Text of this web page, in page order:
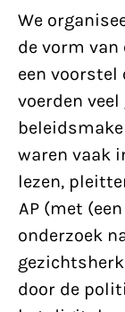
We
de vorm van
een
voerden
waren vaak
lezen,
AP (met
onderzoek
door de